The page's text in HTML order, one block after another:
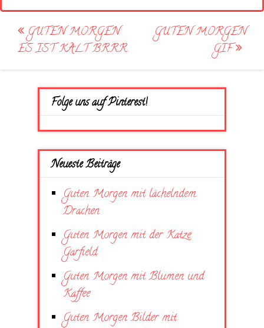
Post
navigation
GUTEN MORGEN
ES IST KALT BRRR
GUTEN MORGEN
GIF
Folge uns auf Pinterest!
Neueste Beiträge
Guten Morgen mit lächelndem
Drachen
Guten Morgen mit der Katze
Garfield
Guten Morgen mit Blumen und
Kaffee
Guten Morgen Bilder mit